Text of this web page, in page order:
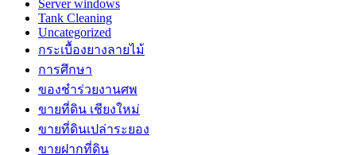
Server windows
Tank Cleaning
Uncategorized
กระเบื้องยางลายไม้
การศึกษา
ของชำร่วยงานศพ
ขายที่ดิน เชียงใหม่
ขายที่ดินเปล่าระยอง
ขายฝากที่ดิน